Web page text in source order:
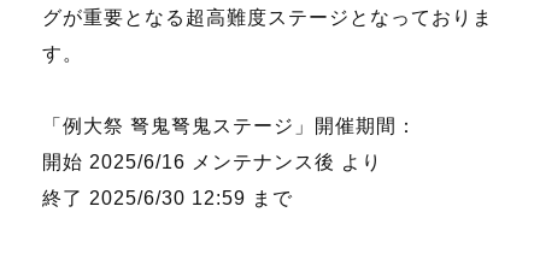
グが重要となる超高難度ステージとなっておりま
す。
「例大祭 弩鬼弩鬼ステージ」開催期間：
開始 2025/6/16 メンテナンス後 より
終了 2025/6/30 12:59 まで